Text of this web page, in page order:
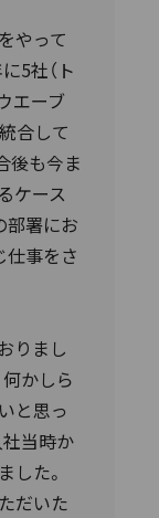
やって
5社（ト
エーブ
合して
後も今ま
ケース
部署にお
仕事をさ
りまし
かしら
と思っ
社当時か
した。
だいた